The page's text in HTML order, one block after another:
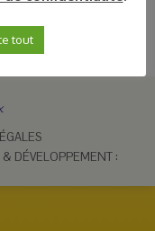
& DÉVELOPPEMENT :
tout